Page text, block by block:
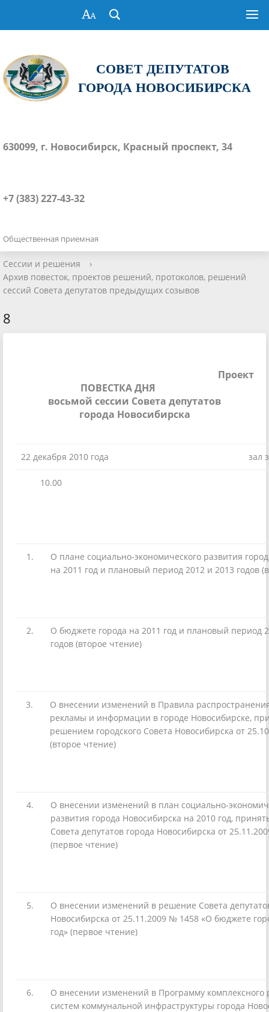
СОВЕТ ДЕПУТАТОВ
ГОРОДА НОВОСИБИРСКА
630099, г. Новосибирск, Красный проспект, 34
+7 (383) 227-43-32
Общественная приемная
Сессии и решения
›
Архив повесток, проектов решений, протоколов, решений
сессий Совета депутатов предыдущих созывов
8
Проект
ПОВЕСТКА ДНЯ
восьмой сессии Совета депутатов
города Новосибирска
22 декабря 2010 года зал
10.00
1.
О плане социально-экономического развития
на 2011 год и плановый период 2012 и 2013 годов
2.
О бюджете города на 2011 год и плановый период
годов (второе чтение)
3.
О внесении изменений в Правила
рекламы и информации в городе Новосибирске,
решением городского Совета Новосибирска от
(второе чтение)
4.
О внесении изменений в план социально-
развития города Новосибирска на 2010 год,
Совета депутатов города Новосибирска от
(первое чтение)
5.
О внесении изменений в решение Совета
Новосибирска от 25.11.2009 № 1458 «О бюджете
год» (первое чтение)
6.
О внесении изменений в Программу комплексного
систем коммунальной инфраструктуры города